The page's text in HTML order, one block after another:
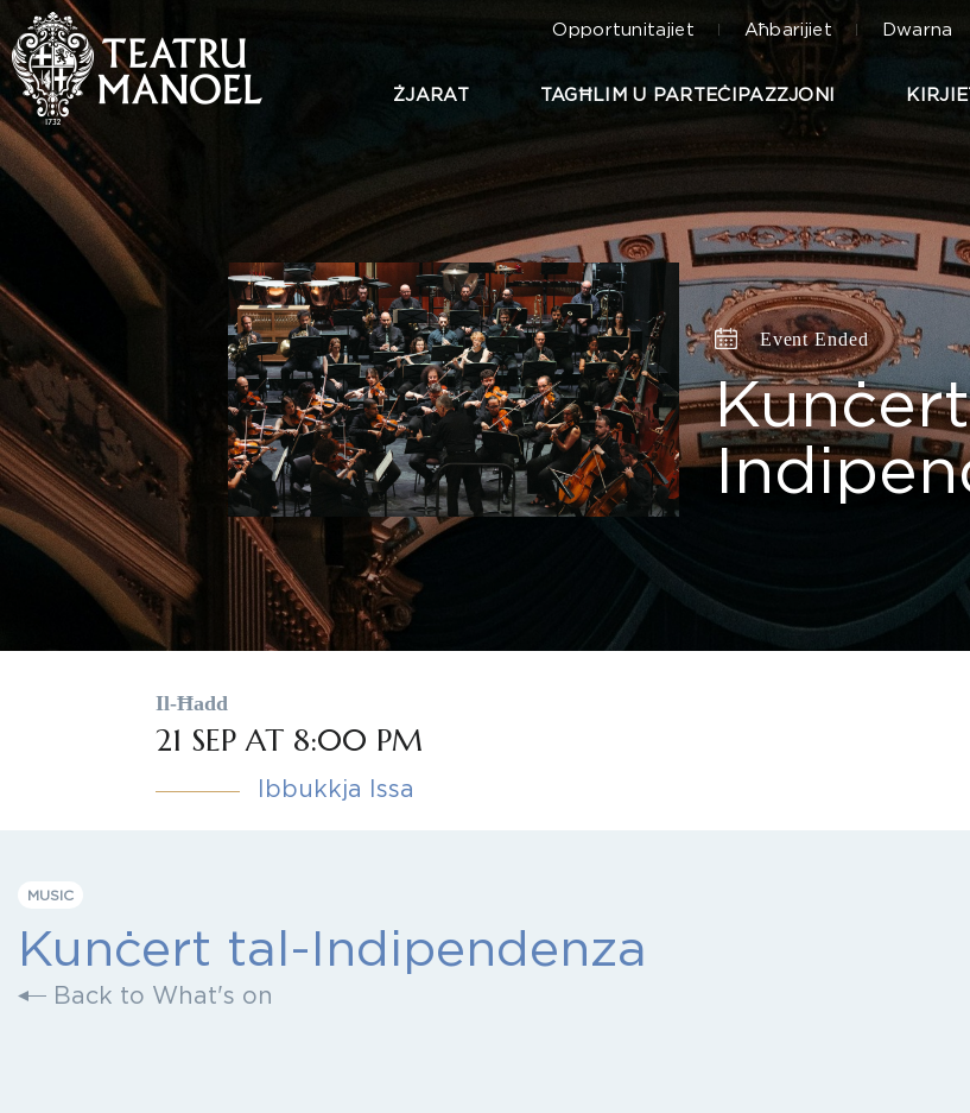
Opportunitajiet Aħbarijiet Dwarna
ŻJARAT TAGĦLIM U PARTEĊIPAZZJONI
Add to my calendar
Event Ended
Il-Ħadd
21 SEP AT 8:00 PM
Ibbukkja Issa
MUSIC
Kunċert tal-Indipendenza
Back to What's on